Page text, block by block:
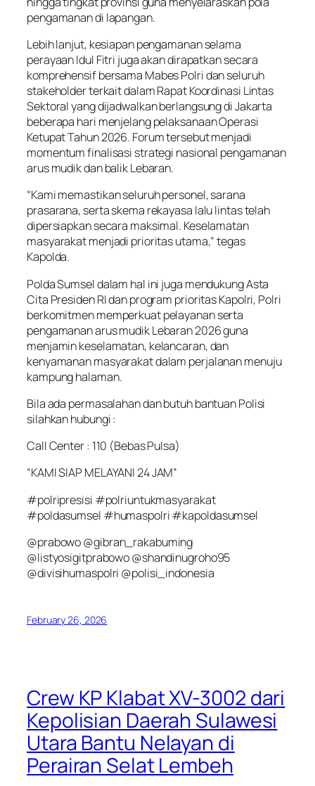
pengamanan di lapangan.
Lebih lanjut, kesiapan pengamanan selama
perayaan Idul Fitri juga akan dirapatkan secara
komprehensif bersama Mabes Polri dan seluruh
stakeholder terkait dalam Rapat Koordinasi Lintas
Sektoral yang dijadwalkan berlangsung di Jakarta
beberapa hari menjelang pelaksanaan Operasi
Ketupat Tahun 2026. Forum tersebut menjadi
momentum finalisasi strategi nasional pengamanan
arus mudik dan balik Lebaran.
“Kami memastikan seluruh personel, sarana
prasarana, serta skema rekayasa lalu lintas telah
dipersiapkan secara maksimal. Keselamatan
masyarakat menjadi prioritas utama,” tegas
Kapolda.
Polda Sumsel dalam hal ini juga mendukung Asta
Cita Presiden RI dan program prioritas Kapolri, Polri
berkomitmen memperkuat pelayanan serta
pengamanan arus mudik Lebaran 2026 guna
menjamin keselamatan, kelancaran, dan
kenyamanan masyarakat dalam perjalanan menuju
kampung halaman.
Bila ada permasalahan dan butuh bantuan Polisi
silahkan hubungi :
Call Center : 110 (Bebas Pulsa)
“KAMI SIAP MELAYANI 24 JAM”
#polripresisi #polriuntukmasyarakat
#poldasumsel #humaspolri #kapoldasumsel
@prabowo @gibran_rakabuming
@listyosigitprabowo @shandinugroho95
@divisihumaspolri @polisi_indonesia
February 26, 2026
Crew KP Klabat XV-3002 dari
Kepolisian Daerah Sulawesi
Utara Bantu Nelayan di
Perairan Selat Lembeh